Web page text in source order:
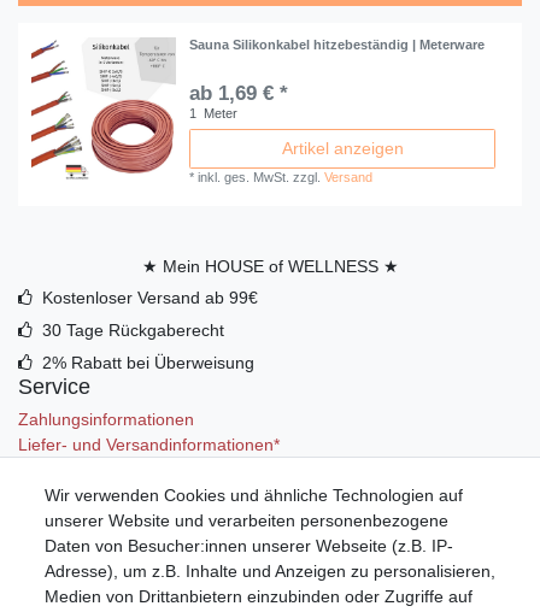
Sauna Silikonkabel hitzebeständig | Meterware
ab 1,69 € *
1 Meter
Artikel anzeigen
*inkl. ges. MwSt. zzgl.Versand
★ Mein HOUSE of WELLNESS ★
Kostenloser Versand ab 99€
30 Tage Rückgaberecht
2% Rabatt bei Überweisung
Service
Zahlungsinformationen
Liefer- und Versandinformationen*
Mein Konto
Registrieren
Anmelden (Login)
Warenkorb
Wir verwenden Cookies und ähnliche Technologien auf
unserer Website und verarbeiten personenbezogene
Daten von Besucher:innen unserer Webseite (z.B. IP-
Adresse), um z.B. Inhalte und Anzeigen zu personalisieren,
Medien von Drittanbietern einzubinden oder Zugriffe auf